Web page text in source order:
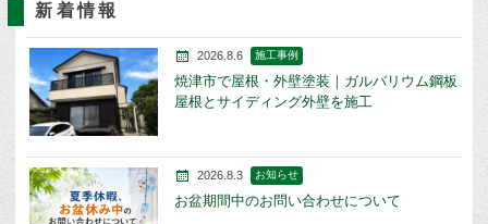
新着情報
2026.8.6 施工事例
焼津市で屋根・外壁塗装｜ガルバリウム鋼板
屋根とサイディング外壁を施工
2026.8.3 お知らせ
お盆期間中のお問い合わせについて